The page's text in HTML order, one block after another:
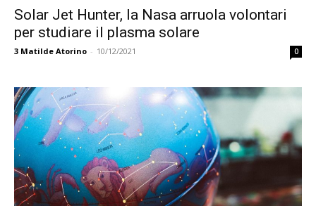
Solar Jet Hunter, la Nasa arruola volontari
per studiare il plasma solare
3 Matilde Atorino - 10/12/2021 0